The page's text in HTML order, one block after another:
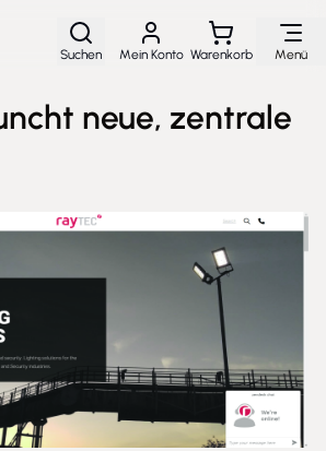
Suchen Mein Konto Warenkorb Menü
neue, zentrale